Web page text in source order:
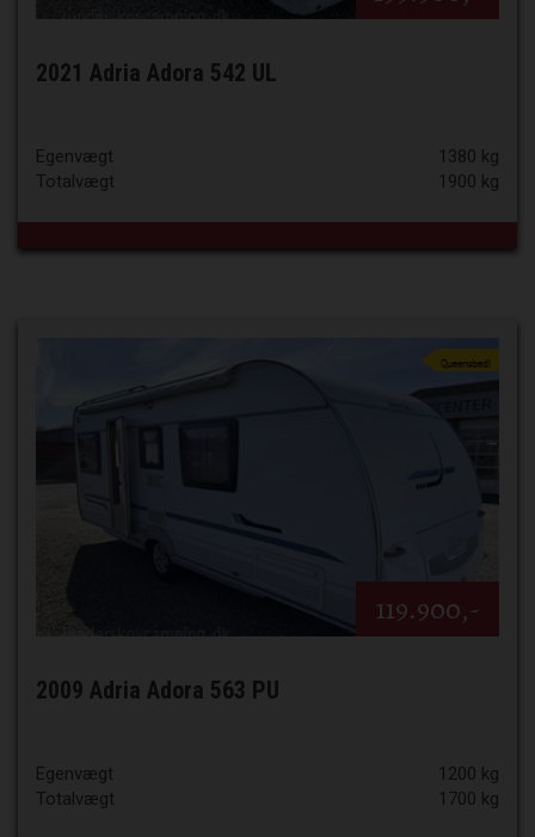
2021 Adria Adora 542 UL
Egenvægt
1380 kg
Totalvægt
1900 kg
119.900,-
2009 Adria Adora 563 PU
Egenvægt
1200 kg
Totalvægt
1700 kg